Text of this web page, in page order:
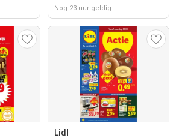
Nog 23 uur geldig
Lidl